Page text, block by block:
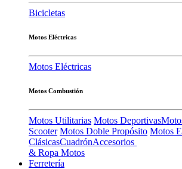
Bicicletas
Motos Eléctricas
Motos Eléctricas
Motos Combustión
Motos Utilitarias Motos Deportivas
Scooter Motos Doble Propósito Motos
ClásicasCuadrónAccesorios
& Ropa Motos
Ferretería